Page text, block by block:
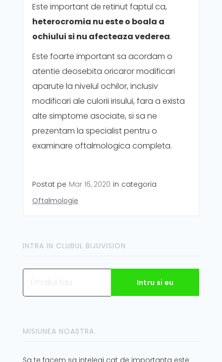
Este important de retinut faptul ca,
heterocromia nu este o boala a
ochiului si nu afecteaza vederea.
Este foarte important sa acordam o
atentie deosebita oricaror modificari
aparute la nivelul ochilor, inclusiv
modificari ale culorii irisului, fara a exista
alte simptome asociate, si sa ne
prezentam la specialist pentru o
examinare oftalmologica completa.
Postat pe Mar 16, 2020 in categoria
Oftalmologie
INTRA IN CLUBUL BIJUVISION
MISIUNEA NOASTRA
Sa te facem sa intelegi cat de importanta este